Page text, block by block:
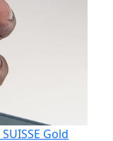
Gold